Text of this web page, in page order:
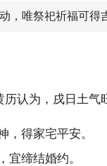
，唯祭祀祈福可得
认为，戌日土
，得家宅平安。
宜缔结婚约。